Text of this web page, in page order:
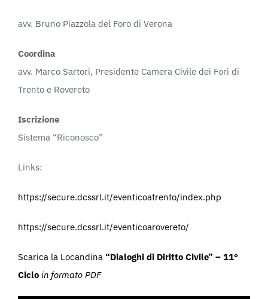
avv. Bruno Piazzola del Foro di Verona
Coordina
avv. Marco Sartori, Presidente Camera Civile dei Fori di
Trento e Rovereto
Iscrizione
Sistema “Riconosco”
Links:
https://secure.dcssrl.it/eventicoatrento/index.php
https://secure.dcssrl.it/eventicoarovereto/
Scarica la Locandina “Dialoghi di Diritto Civile” – 11°
Ciclo in formato PDF